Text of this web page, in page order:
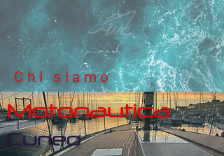
Chi siamo
Motonautica
Cuneo